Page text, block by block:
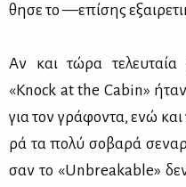
θη­σε το —επί­σης
Αν και τώ­ρα τε­λευ­ταία
«Knock at the Cabin»
για τον γρά­φο­ντα, ενώ
ρά τα πο­λύ σο­βα­ρά
σαν το «Unbreakable»